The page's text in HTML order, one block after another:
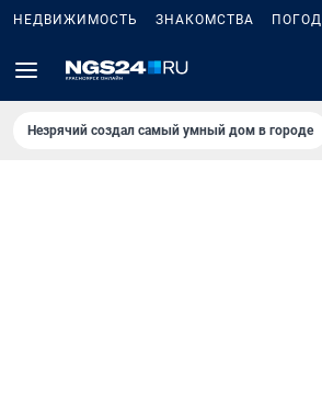
НЕДВИЖИМОСТЬ ЗНАКОМСТВА
Незрячий создал самый умный дом в городе